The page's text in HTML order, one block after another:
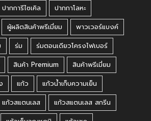
ปากการีไซเคิล
ปากกาโลหะ
ผู้ผลิตสินค้าพรีเมี่ยม
พาวเวอร์แบงค์
ร่ม
ร่มตอนเดียวโครงไฟเบอร์
สินค้า Premium
สินค้าพรีเมี่ยม
แก้ว
แก้วน้ำเก็บความเย็น
แก้วสแตนเลส
แก้วสแตนเลส สกรีน